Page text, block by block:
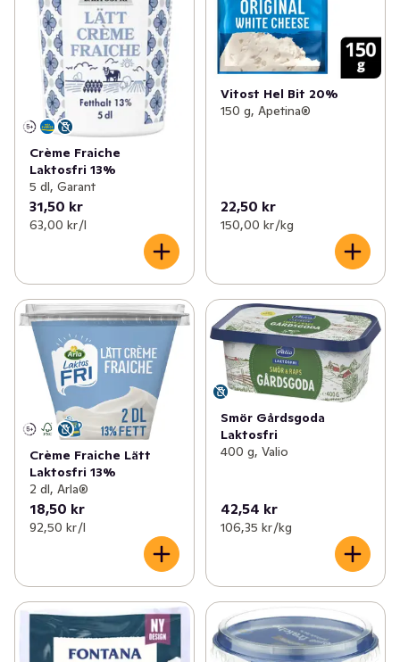
Crème Fraiche
Laktosfri 13%
5 dl, Garant
31,50 kr
63,00 kr /l
Vitost Hel Bit 20%
150 g, Apetina®
22,50 kr
150,00 kr /kg
Crème Fraiche Lätt
Laktosfri 13%
2 dl, Arla®
18,50 kr
92,50 kr /l
Smör Gårdsgoda
Laktosfri
400 g, Valio
42,54 kr
106,35 kr /kg